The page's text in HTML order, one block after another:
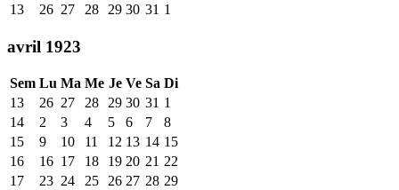
13
26 27 28 29 30 31 1
avril 1923
Sem Lu Ma Me Je Ve Sa Di
13
26 27 28 29 30 31 1
14
2 3 4 5 6 7
8
15
9 10 11 12 13 14 15
16
16 17 18 19 20 21 22
17
23 24 25 26 27 28 29